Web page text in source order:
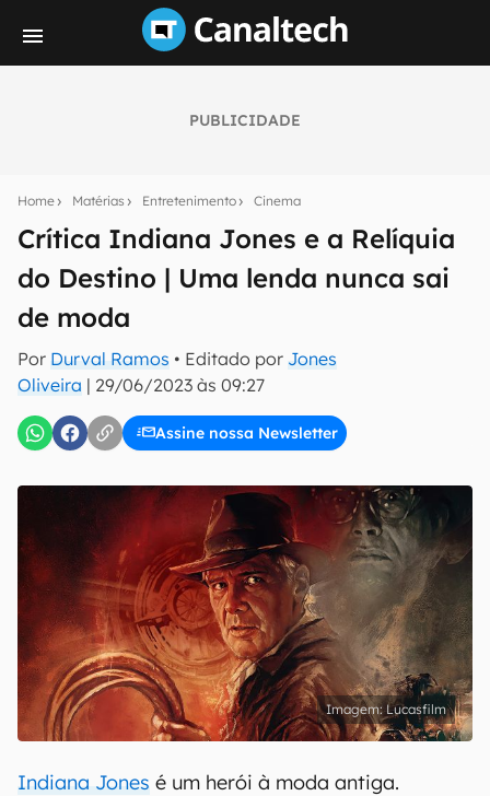
PUBLICIDADE
Home Matérias Entretenimento Cinema
Crítica Indiana Jones e a Relíquia
do Destino | Uma lenda nunca sai
de moda
Por Durval Ramos • Editado por Jones
Oliveira | 29/06/2023 às 09:27
Assine nossa Newsletter
notícias e reviews sobre tecnologia em primeira
mão.
E-mail
inscreva-se
Confirmo que li, aceito e concordo com os Termos de
Uso e Política de Privacidade do Canaltech.
Lucasfilm
Indiana Jones é um herói à moda antiga.